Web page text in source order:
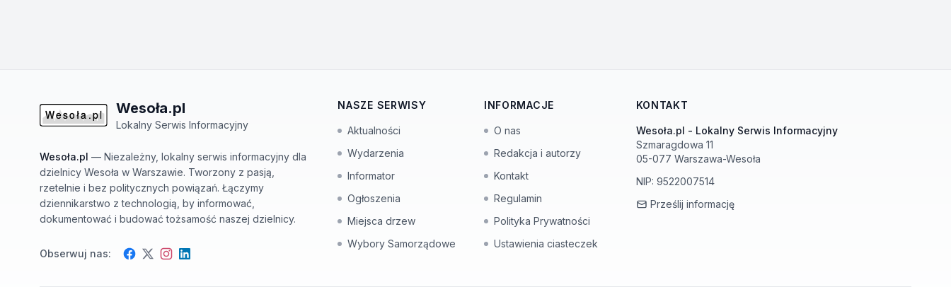
Wesoła.pl
Lokalny Serwis Informacyjny
Wesoła.pl — Niezależny, lokalny serwis informacyjny dla
dzielnicy Wesoła w Warszawie. Tworzony z pasją,
rzetelnie i bez politycznych powiązań. Łączymy
dziennikarstwo z technologią, by informować,
dokumentować i budować tożsamość naszej dzielnicy.
Obserwuj nas: Facebook
TwitterInstagram
LinkedIn
NASZE SERWISY
Aktualności
Wydarzenia
Informator
Ogłoszenia
Miejsca drzew
Wybory Samorządowe
INFORMACJE
O nas
Redakcja i autorzy
Kontakt
Regulamin
Polityka Prywatności
Ustawienia ciasteczek
KONTAKT
Wesoła.pl - Lokalny Serwis Informacyjny
Szmaragdowa 11
05-077 Warszawa-Wesoła
NIP: 9522007514
Prześlij informację